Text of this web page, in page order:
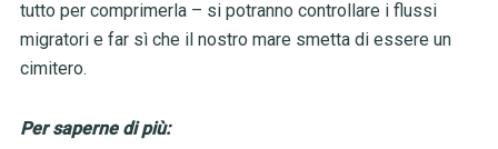
tutto per comprimerla – si potranno controllare i flussi
migratori e far sì che il nostro mare smetta di essere un
cimitero.
Per saperne di più: